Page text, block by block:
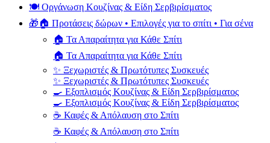
🍽️ Οργάνωση Κουζίνας & Είδη Σερβιρίσματος
🎁🏠 Προτάσεις δώρων • Επιλογές για το σπίτι • Για σένα
🏠 Τα Απαραίτητα για Κάθε Σπίτι
🏠 Τα Απαραίτητα για Κάθε Σπίτι
✨ Ξεχωριστές & Πρωτότυπες Συσκευές
✨ Ξεχωριστές & Πρωτότυπες Συσκευές
🍳 Εξοπλισμός Κουζίνας & Είδη Σερβιρίσματος
🍳 Εξοπλισμός Κουζίνας & Είδη Σερβιρίσματος
☕ Καφές & Απόλαυση στο Σπίτι
☕ Καφές & Απόλαυση στο Σπίτι